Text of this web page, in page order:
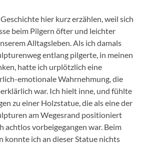
hier kurz erzählen, weil sich
beim Pilgern öfter und leichter
Alltagsleben. Als ich damals
entlang pilgerte, in meinen
hatte ich urplötzlich eine
emotionale Wahrnehmung, die
war. Ich hielt inne, und fühlte
zu einer Holzstatue, die als eine der
am Wegesrand positioniert
achtlos vorbeigegangen war. Beim
konnte ich an dieser Statue nichts